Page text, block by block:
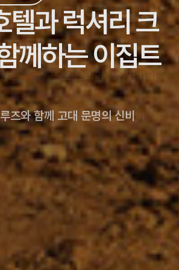
] 산티아고 순
를 느끼며 감동의 순례길 체험
럽 4개국 럭셔
루즈
드, 독일, 오스트리아, 헝가리)의
가로지르는 최고급 유럽 리버
텔과 럭셔리 크
께하는 이집트
즈와 함께 고대 문명의 신비
즈매니아가
주, 뉴질랜드
연, 호주의 웅장함까지 포함된
아시아, 일본
들이 디자인한 명품
운딩